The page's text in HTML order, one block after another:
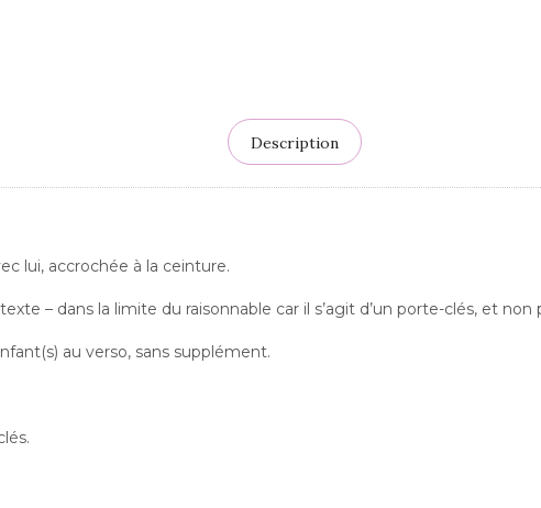
Description
lui, accrochée à la ceinture.
– dans la limite du raisonnable car il s’agit d’un porte-clés, et non
au verso, sans supplément.